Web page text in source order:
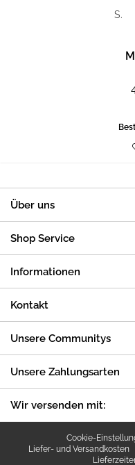
S.
Über uns
Shop Service
Informationen
Kontakt
Unsere Communitys
Unsere Zahlungsarten
Wir versenden mit:
Cookie-
Liefer- und Versandkosten